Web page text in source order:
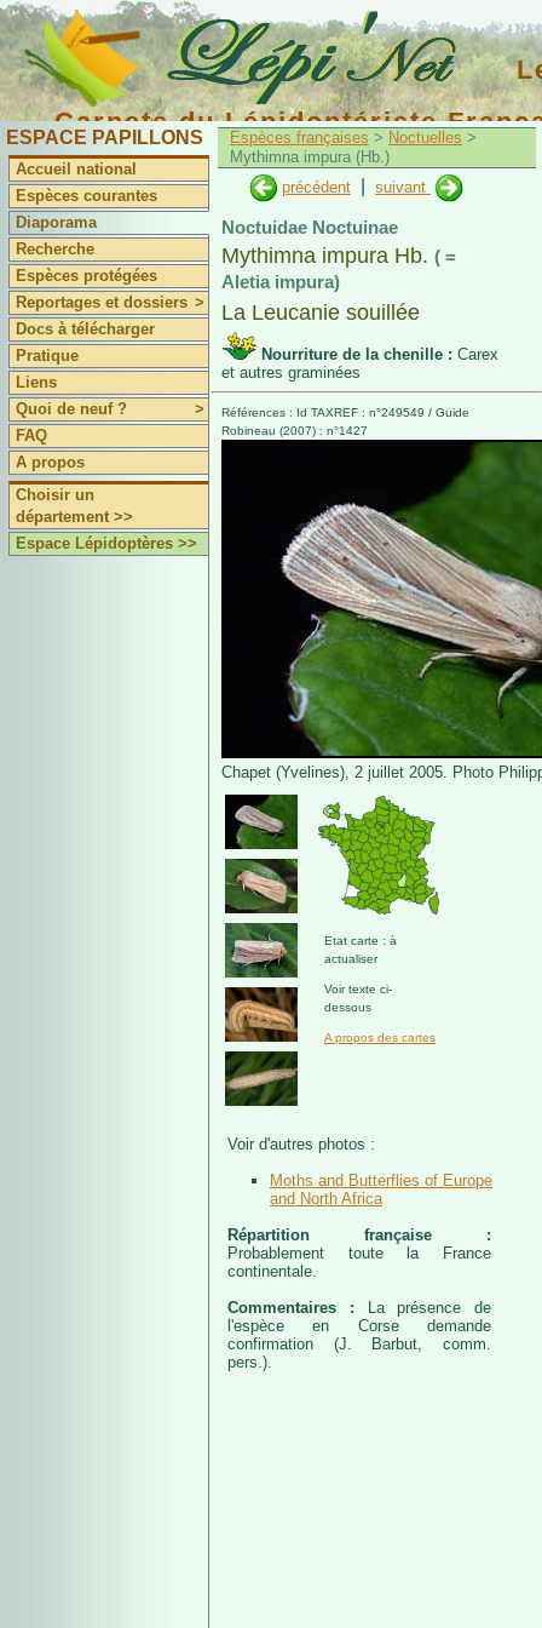
Carnets du Lépidoptériste
ESPACE PAPILLONS
Accueil national
Espèces courantes
Diaporama
Recherche
Espèces protégées
Reportages et dossiers >
Docs à télécharger
Pratique
Liens
Quoi de neuf ?
>
FAQ
A propos
Choisir un
département >>
Espace Lépidoptères >>
Espèces françaises > Noctuelles >
Mythimna impura (Hb.)
précédent
suivant
Noctuidae Noctuinae
Mythimna impura Hb. ( =
Aletia impura)
La Leucanie souillée
Nourriture de la chenille : Carex
et autres graminées
Références : Id TAXREF : n°249549 / Guide
Robineau (2007) : n°1427
Chapet (Yvelines), 2 juillet 2005. Photo
Etat carte : à
actualiser
Voir texte ci-
dessous
A propos des cartes
Voir d'autres photos :
Moths and Butterflies of Europe
and North Africa
Répartition française :
Probablement toute la France
continentale.
Commentaires :
La présence de
l'espèce en Corse demande
confirmation (J. Barbut, comm.
pers.).